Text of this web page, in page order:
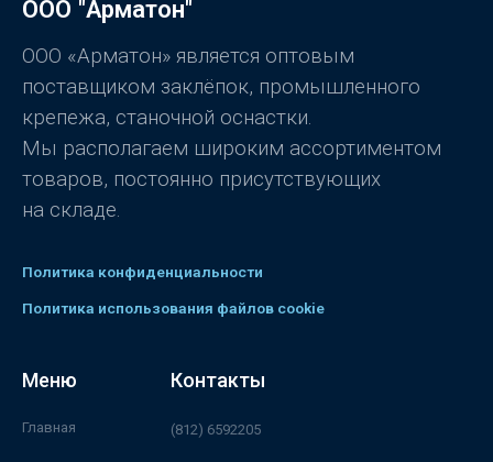
и
з
ООО "Арматон"
ООО «Арматон» является оптовым
поставщиком заклёпок, промышленного
крепежа, станочной оснастки.
Мы располагаем широким ассортиментом
товаров, постоянно присутствующих
на складе.
Политика конфиденциальности
Политика использования файлов cookie
Меню
Главная
Контакты
(812) 6592205